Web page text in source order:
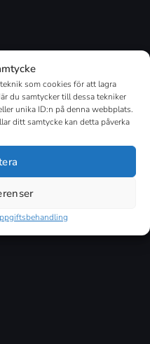
som cookies för att lagra
du samtycker till dessa tekniker
unika ID:n på denna webbplats.
ditt samtycke kan detta påverka